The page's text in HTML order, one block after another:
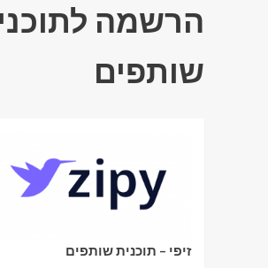
הרשמה
שותפים
זיפי – תוכנית שותפים